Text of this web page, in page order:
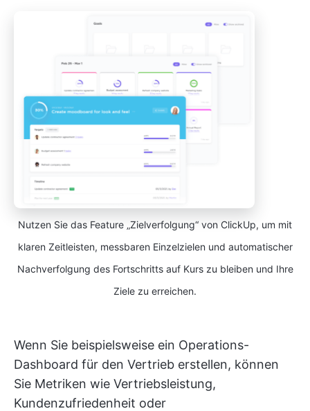
Nutzen Sie das Feature „Zielverfolgung“ von ClickUp, um mit
klaren Zeitleisten, messbaren Einzelzielen und automatischer
Nachverfolgung des Fortschritts auf Kurs zu bleiben und Ihre
Ziele zu erreichen.
Wenn Sie beispielsweise ein Operations-
Dashboard für den Vertrieb erstellen, können
Sie Metriken wie Vertriebsleistung,
Kundenzufriedenheit oder